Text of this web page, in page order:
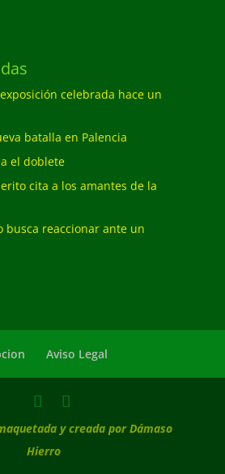
celebrada hace un
batalla en Palencia
el doblete
cita a los amantes de la
busca reaccionar ante un
Aviso Legal
y creada por Dámaso
Hierro